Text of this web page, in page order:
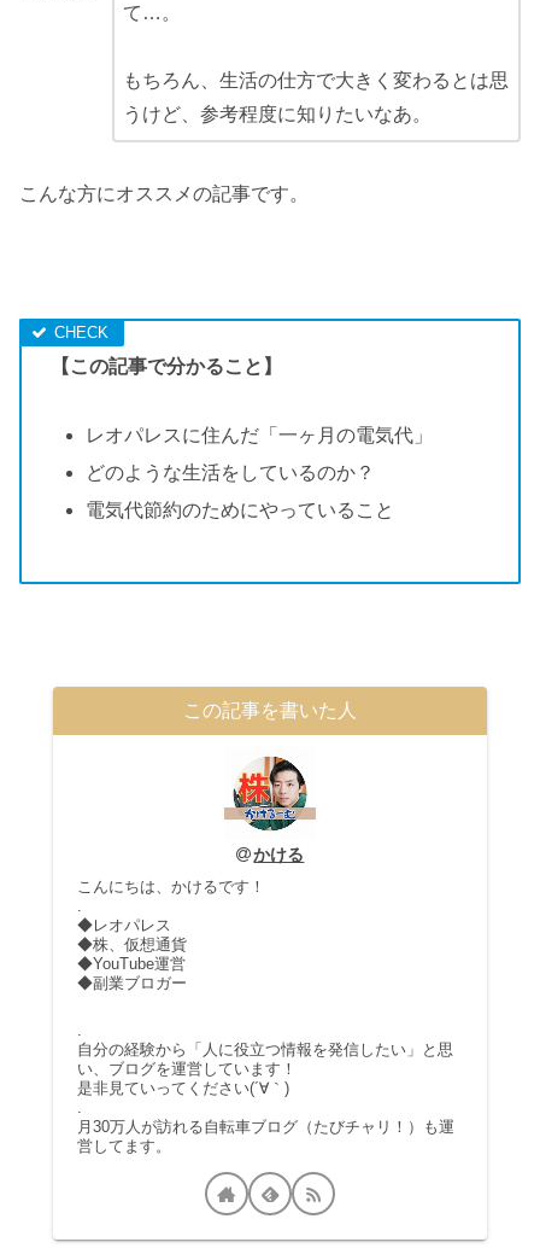
て…。
もちろん、生活の仕方で大きく変わるとは思
うけど、参考程度に知りたいなあ。
こんな方にオススメの記事です。
【この記事で分かること】
レオパレスに住んだ「一ヶ月の電気代」
どのような生活をしているのか？
電気代節約のためにやっていること
この記事を書いた人
かける
こんにちは、かけるです！
◆レオパレス
◆株、仮想通貨
◆YouTube運営
◆副業ブロガー
.
自分の経験から「人に役立つ情報を発信したい」と思
い、ブログを運営しています！
是非見ていってください(´∀｀)
.
月30万人が訪れる自転車ブログ（たびチャリ！）も運
営してます。